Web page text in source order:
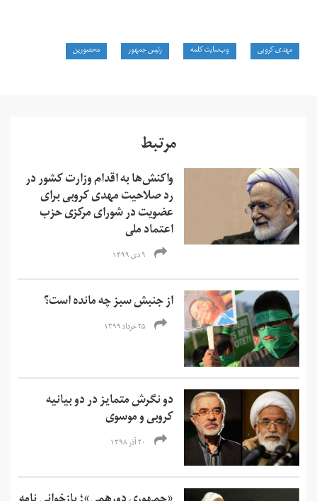
مهدی کروبی وب‌سایت کلمه رئیس جمهور محصورین
مرتبط
واکنش‌ها به اقدام وزارت کشور در
رد صلاحیت مهدی کروبی برای
عضویت در شورای مرکزی حزب
اعتماد ملی
۹ دی ۱۳۹۹
از جنبش سبز چه مانده است؟
۲۵ خرداد ۱۳۹۹
دو نگرش متمایز در دو بیانیه
کروبی و موسوی
۲۰ آذر ۱۳۹۸